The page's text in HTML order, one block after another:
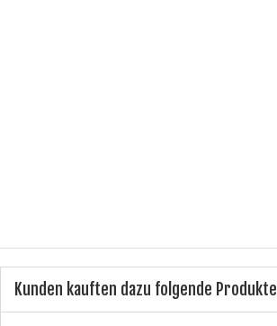
Kunden kauften dazu folgende Produkte